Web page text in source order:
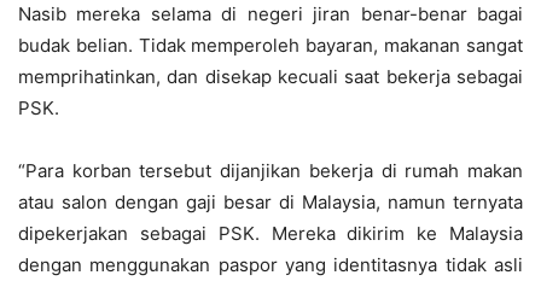
Nasib mereka selama di negeri jiran benar-benar bagai
budak belian. Tidak memperoleh bayaran, makanan sangat
memprihatinkan, dan disekap kecuali saat bekerja sebagai
PSK.
“Para korban tersebut dijanjikan bekerja di rumah makan
atau salon dengan gaji besar di Malaysia, namun ternyata
dipekerjakan sebagai PSK. Mereka dikirim ke Malaysia
dengan menggunakan paspor yang identitasnya tidak asli